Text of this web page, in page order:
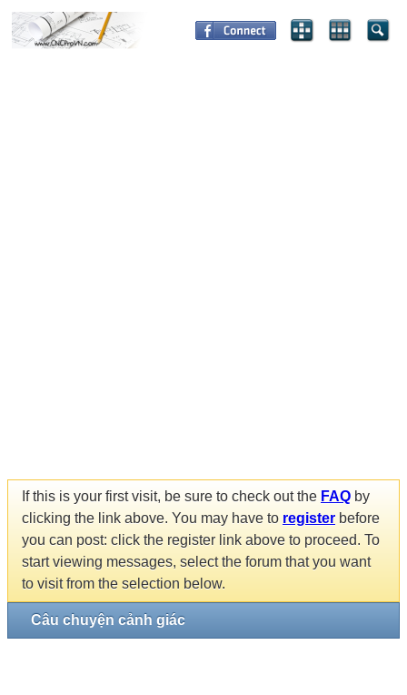
If this is your first visit, be sure to check out the FAQ by
clicking the link above. You may have to register before
you can post: click the register link above to proceed. To
start viewing messages, select the forum that you want
to visit from the selection below.
Câu chuyện cảnh giác